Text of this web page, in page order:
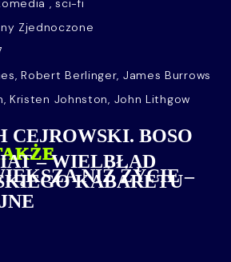
, sci-fi
Zjednoczone
Robert Berlinger, James Burrows
Kristen Johnston, John Lithgow
CEJROWSKI. BOSO
– WIELBŁĄD
KABARETU
NIŻ ŻYCIE –